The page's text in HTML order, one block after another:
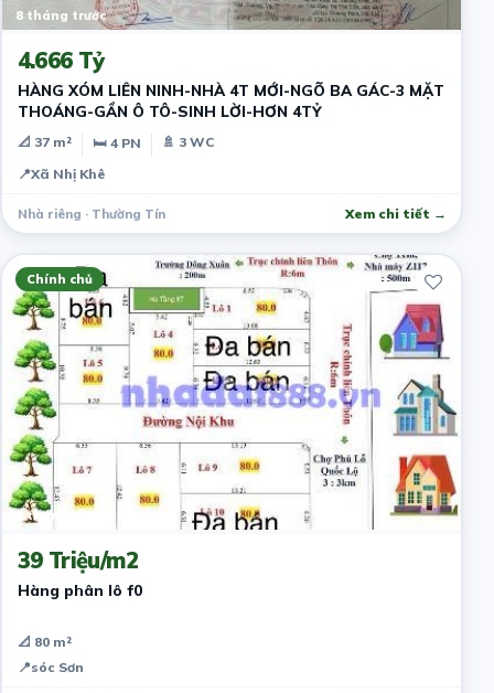
8 tháng trước
4.666 Tỷ
HÀNG XÓM LIÊN NINH-NHÀ 4T MỚI-NGÕ BA GÁC-3 MẶT
THOÁNG-GẦN Ô TÔ-SINH LỜI-HƠN 4TỶ
📐 37 m² 🛏 4 PN
🚿 3 WC
📍Xã Nhị Khê
Nhà riêng · Thường Tín Xem chi tiết →
Chính chủ
8 tháng trước
39 Triệu/m2
Hàng phân lô f0
📐 80 m²
📍sóc Sơn